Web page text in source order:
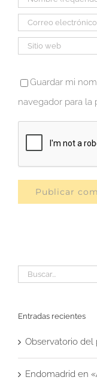
Guardar mi
navegador para la
Buscar:
Entradas recientes
Observatorio
Endomadrid en